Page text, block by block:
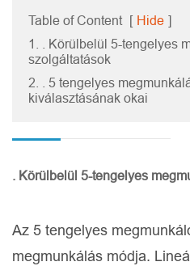
Table of Content [ Hide ]
1. . Körülbelül 5-tengelyes
szolgáltatások
2. . 5 tengelyes
kiválasztásának okai
. Körülbelül 5-tengelyes
Az 5 tengelyes
megmunkálás módja.